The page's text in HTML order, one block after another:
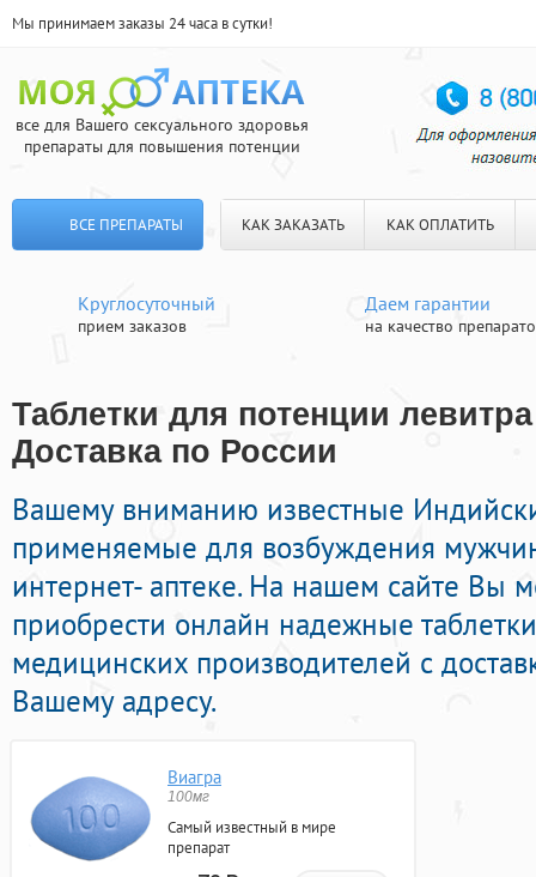
Мы принимаем заказы 24 часа в сутки!
все для Вашего сексуального здоровья
препараты для повышения потенции
ВСЕ ПРЕПАРАТЫ КАК ЗАКАЗАТЬ КАК ОПЛАТИТЬ
Круглосуточный
прием заказов
Даем гарантии
на качество
Таблетки для потенции
Доставка по России
Вашему вниманию известные
применяемые для возбуждения
интернет- аптеке. На нашем сайте Вы
приобрести онлайн надежные
медицинских производителей с
Вашему адресу.
Виагра
100мг
Самый известный в мире
препарат